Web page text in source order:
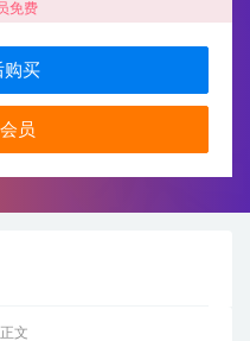
免费
购买
员
正文